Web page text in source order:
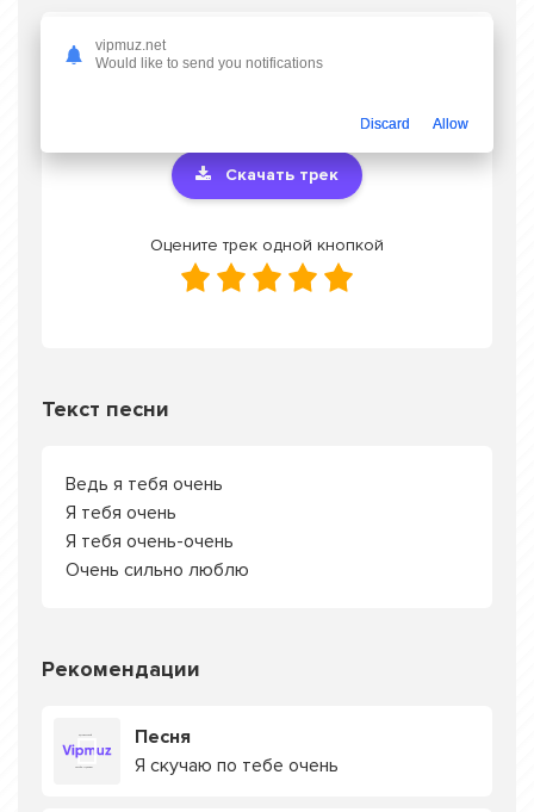
Скачать песню DJ shark - Я тебя очень
(Cover)в mp3 или слушать онлайн
Скачать трек
Оцените трек одной кнопкой
Текст песни
Ведь я тебя очень
Я тебя очень
Я тебя очень-очень
Очень сильно люблю
Рекомендации
Песня
Я скучаю по тебе очень
vipmuz.net
Would like to send you notifications
Discard Allow